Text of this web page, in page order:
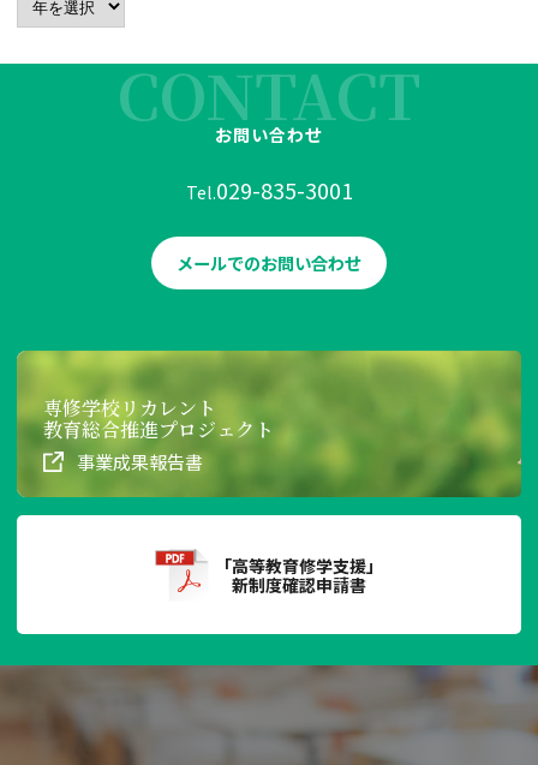
CONTACT
お問い合わせ
メールでのお問い合わせ
Tel.029-835-3001
専修学校リカレント
教育総合推進プロジェクト
事業成果報告書
「高等教育修学支援」
新制度確認申請書